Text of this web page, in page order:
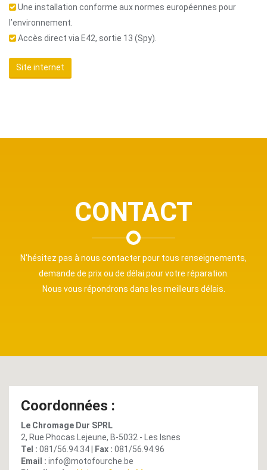
Une installation conforme aux normes européennes pour
l’environnement.
Accès direct via E42, sortie 13 (Spy).
Site internet
CONTACT
N'hésitez pas à nous contacter pour tous renseignements,
demande de prix ou de délai pour votre réparation.
Nous vous répondrons dans les meilleurs délais.
Coordonnées :
Le Chromage Dur SPRL
2, Rue Phocas Lejeune, B-5032 - Les Isnes
Tel : 081/56.94.34 | Fax : 081/56.94.96
Email : info@motofourche.be